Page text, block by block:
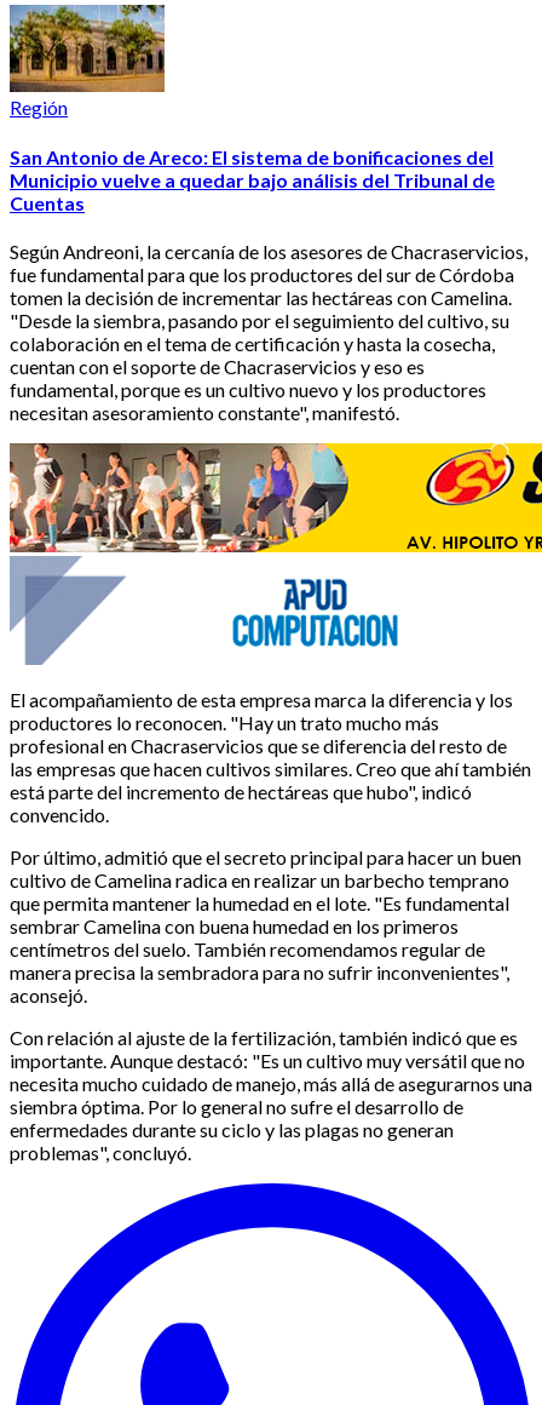
Región
San Antonio de Areco: El sistema de bonificaciones del
Municipio vuelve a quedar bajo análisis del Tribunal de
Cuentas
Según Andreoni, la cercanía de los asesores de Chacraservicios,
fue fundamental para que los productores del sur de Córdoba
tomen la decisión de incrementar las hectáreas con Camelina.
"Desde la siembra, pasando por el seguimiento del cultivo, su
colaboración en el tema de certificación y hasta la cosecha,
cuentan con el soporte de Chacraservicios y eso es
fundamental, porque es un cultivo nuevo y los productores
necesitan asesoramiento constante", manifestó.
El acompañamiento de esta empresa marca la diferencia y los
productores lo reconocen. "Hay un trato mucho más
profesional en Chacraservicios que se diferencia del resto de
las empresas que hacen cultivos similares. Creo que ahí también
está parte del incremento de hectáreas que hubo", indicó
convencido.
Por último, admitió que el secreto principal para hacer un buen
cultivo de Camelina radica en realizar un barbecho temprano
que permita mantener la humedad en el lote. "Es fundamental
sembrar Camelina con buena humedad en los primeros
centímetros del suelo. También recomendamos regular de
manera precisa la sembradora para no sufrir inconvenientes",
aconsejó.
Con relación al ajuste de la fertilización, también indicó que es
importante. Aunque destacó: "Es un cultivo muy versátil que no
necesita mucho cuidado de manejo, más allá de asegurarnos una
siembra óptima. Por lo general no sufre el desarrollo de
enfermedades durante su ciclo y las plagas no generan
problemas", concluyó.